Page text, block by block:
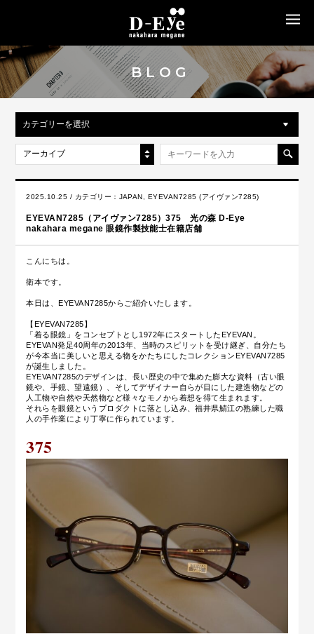
BLOG
カテゴリーを選択
アーカイブ
2025.10.25 / カテゴリー： JAPAN EYEVAN7285 (アイヴァン7285)
EYEVAN7285（アイヴァン7285）375 光の森 D-Eye
nakahara megane 眼鏡作製技能士在籍店舗
こんにちは。
衛本です。
本日は、EYEVAN7285からご紹介いたします。
【EYEVAN7285】
「着る眼鏡」をコンセプトとし1972年にスタートしたEYEVAN。
EYEVAN発足40周年の2013年、当時のスピリットを受け継ぎ、 自分たち
が今本当に美しいと思える物をかたちにしたコレクションEYEVAN7285
が誕生しました。
EYEVAN7285のデザインは、長い歴史の中で集めた膨大な資料（古い眼
鏡や、手鏡、望遠鏡）、そしてデザイナー 自らが目にした建造物などの
人工物や自然や天然物など様々なモノから着想を得て生まれます。
それらを眼鏡というプロダクトに落とし込み、福井県鯖江の熟練した職
人の手作業により丁寧に作られています。
375